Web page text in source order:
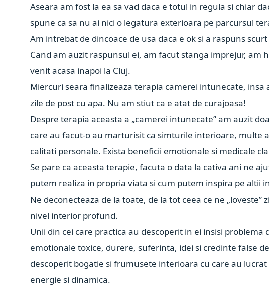
Aseara am fost la ea sa vad daca e totul in regula si chiar
spune ca sa nu ai nici o legatura exterioara pe parcursul
Am intrebat de dincoace de usa daca e ok si a raspuns scurt
Cand am auzit raspunsul ei, am facut stanga imprejur, am
venit acasa inapoi la Cluj.
Miercuri seara finalizeaza terapia camerei intunecate, insa
zile de post cu apa. Nu am stiut ca e atat de curajoasa!
Despre terapia aceasta a „camerei intunecate” am auzit
care au facut-o au marturisit ca simturile interioare, multe
calitati personale. Exista beneficii emotionale si medicale
Se pare ca aceasta terapie, facuta o data la cativa ani ne
putem realiza in propria viata si cum putem inspira pe altii
Ne deconecteaza de la toate, de la tot ceea ce ne
nivel interior profund.
Unii din cei care practica au descoperit in ei insisi problema
emotionale toxice, durere, suferinta, idei si credinte false
descoperit bogatie si frumusete interioara cu care au
energie si dinamica.